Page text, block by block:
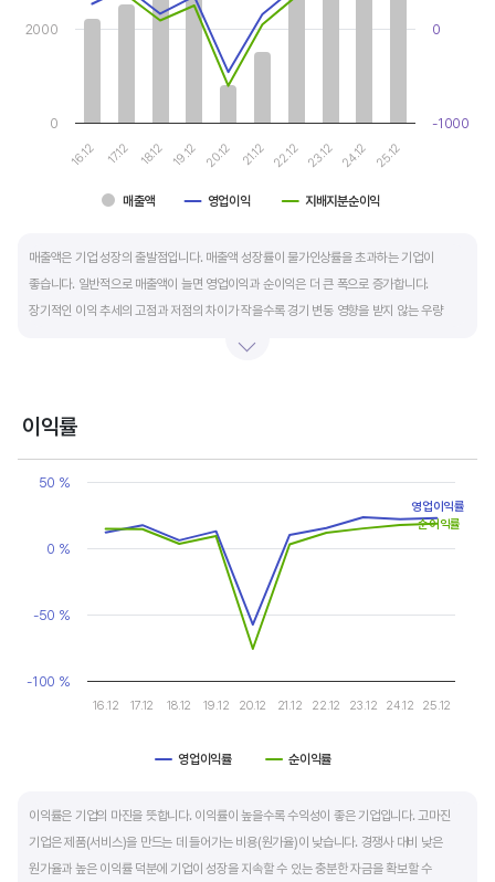
매출액 영업이익 지배지분순이익
16.12 17.12 18.12 19.12 20.12 21.12 22.12 23.12 24.12 25.12
0
2000
-1000
0
매출액은 기업 성장의 출발점입니다. 매출액 성장률이 물가인상률을 초과하는 기업이
좋습니다. 일반적으로 매출액이 늘면 영업이익과 순이익은 더 큰 폭으로 증가합니다.
장기적인 이익 추세의 고점과 저점의 차이가 작을수록 경기 변동 영향을 받지 않는 우량
매우 클뿐 아니라 수년간 매출액 감소가 이어지기도 합니다. 심할 경우 경기 변동에 따라
출발점이 꾸준한 매출액 증가에서 시작한다는 점을 기억해야 합니다.
이익률
Chart
Line chart with 2 lines.
The chart has 1 X axis displaying categories.
The chart has 1 Y axis displaying values. Data ranges from -
영업이익률 순이익률
16.12 17.12 18.12 19.12 20.12 21.12 22.12 23.12 24.12 25.12
-100 %
-50 %
0 %
50 %
영업이익률
순이익률
이익률은 기업의 마진을 뜻합니다. 이익률이 높을수록 수익성이 좋은 기업입니다. 고마진
기업은 제품(서비스)을 만드는 데 들어가는 비용(원가율)이 낮습니다. 경쟁사 대비 낮은
원가율과 높은 이익률 덕분에 기업이 성장을 지속할 수 있는 충분한 자금을 확보할 수